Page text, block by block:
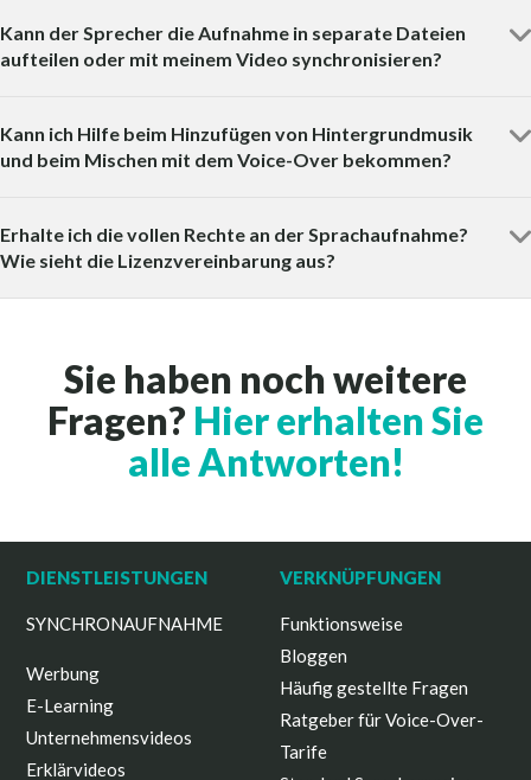
Kann der Sprecher die Aufnahme in separate Dateien
aufteilen oder mit meinem Video synchronisieren?
Kann ich Hilfe beim Hinzufügen von Hintergrundmusik
und beim Mischen mit dem Voice-Over bekommen?
Erhalte ich die vollen Rechte an der Sprachaufnahme?
Wie sieht die Lizenzvereinbarung aus?
Sie haben noch weitere
Fragen? Hier erhalten Sie
alle Antworten!
DIENSTLEISTUNGEN
SYNCHRONAUFNAHME
Werbung
E-Learning
Unternehmensvideos
Erklärvideos
VERKNÜPFUNGEN
Funktionsweise
Bloggen
Häufig gestellte Fragen
Ratgeber für Voice-Over-
Tarife